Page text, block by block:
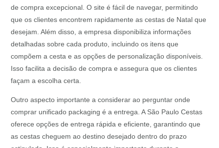
de compra excepcional. O site é fácil de navegar, permitindo
que os clientes encontrem rapidamente as cestas de Natal que
desejam. Além disso, a empresa disponibiliza informações
detalhadas sobre cada produto, incluindo os itens que
compõem a cesta e as opções de personalização disponíveis.
Isso facilita a decisão de compra e assegura que os clientes
façam a escolha certa.
Outro aspecto importante a considerar ao perguntar onde
comprar unificado packaging é a entrega. A São Paulo Cestas
oferece opções de entrega rápida e eficiente, garantindo que
as cestas cheguem ao destino desejado dentro do prazo